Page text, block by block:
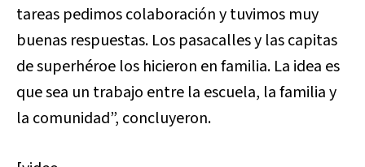
tareas pedimos colaboración y tuvimos muy
buenas respuestas. Los pasacalles y las capitas
de superhéroe los hicieron en familia. La idea es
que sea un trabajo entre la escuela, la familia y
la comunidad”, concluyeron.